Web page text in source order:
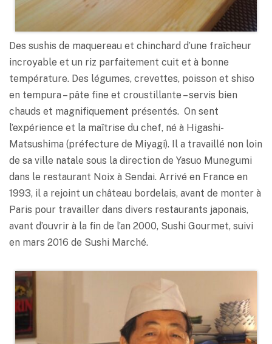
Des sushis de maquereau et chinchard d’une fraîcheur
incroyable et un riz parfaitement cuit et à bonne
température. Des légumes, crevettes, poisson et shiso
en tempura – pâte fine et croustillante – servis bien
chauds et magnifiquement présentés. On sent
l’expérience et la maîtrise du chef, né à Higashi-
Matsushima (préfecture de Miyagi). Il a travaillé non loin
de sa ville natale sous la direction de Yasuo Munegumi
dans le restaurant Noix à Sendai. Arrivé en France en
1993, il a rejoint un château bordelais, avant de monter à
Paris pour travailler dans divers restaurants japonais,
avant d’ouvrir à la fin de l’an 2000, Sushi Gourmet, suivi
en mars 2016 de Sushi Marché.